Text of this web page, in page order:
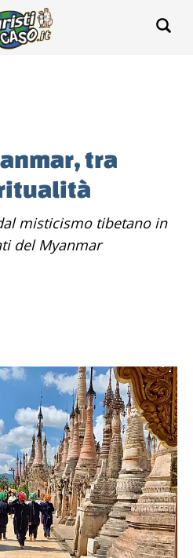
tra
del Myanmar